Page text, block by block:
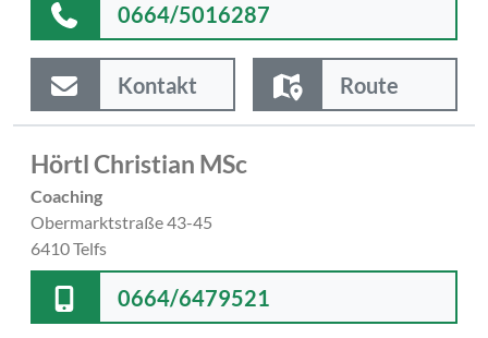
0664/5016287
Kontakt Route
Hörtl Christian MSc
Coaching
Obermarktstraße 43-45
6410 Telfs
0664/6479521